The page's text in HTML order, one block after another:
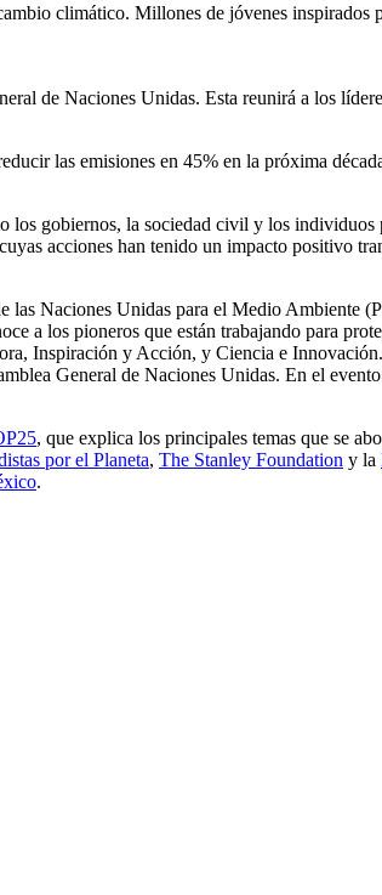
climático. Millones de jóvenes inspirados
de Naciones Unidas. Esta reunirá a los
las emisiones en 45% en la próxima
los gobiernos, la sociedad civil y los individuos
acciones han tenido un impacto positivo
las Naciones Unidas para el Medio
a los pioneros que están trabajando para
Inspiración y Acción, y Ciencia e
General de Naciones Unidas. En el
, que explica los principales temas que se
por el Planeta, The Stanley Foundation y la
.